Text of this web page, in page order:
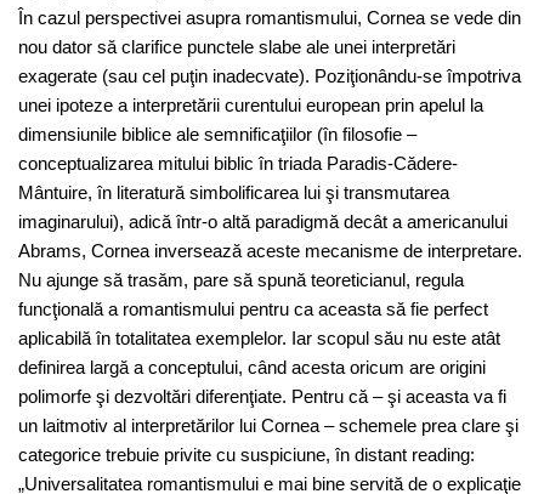
În cazul perspectivei asupra romantismului, Cornea se vede din
nou dator să clarifice punctele slabe ale unei interpretări
exagerate (sau cel puţin inadecvate). Poziţionându-se împotriva
unei ipoteze a interpretării curentului european prin apelul la
dimensiunile biblice ale semnificaţiilor (în filosofie –
conceptualizarea mitului biblic în triada Paradis-Cădere-
Mântuire, în literatură simbolificarea lui şi transmutarea
imaginarului), adică într-o altă paradigmă decât a americanului
Abrams, Cornea inversează aceste mecanisme de interpretare.
Nu ajunge să trasăm, pare să spună teoreticianul, regula
funcţională a romantismului pentru ca aceasta să fie perfect
aplicabilă în totalitatea exemplelor. Iar scopul său nu este atât
definirea largă a conceptului, când acesta oricum are origini
polimorfe şi dezvoltări diferenţiate. Pentru că – şi aceasta va fi
un laitmotiv al interpretărilor lui Cornea – schemele prea clare şi
categorice trebuie privite cu suspiciune, în distant reading:
„Universalitatea romantismului e mai bine servită de o explicaţie